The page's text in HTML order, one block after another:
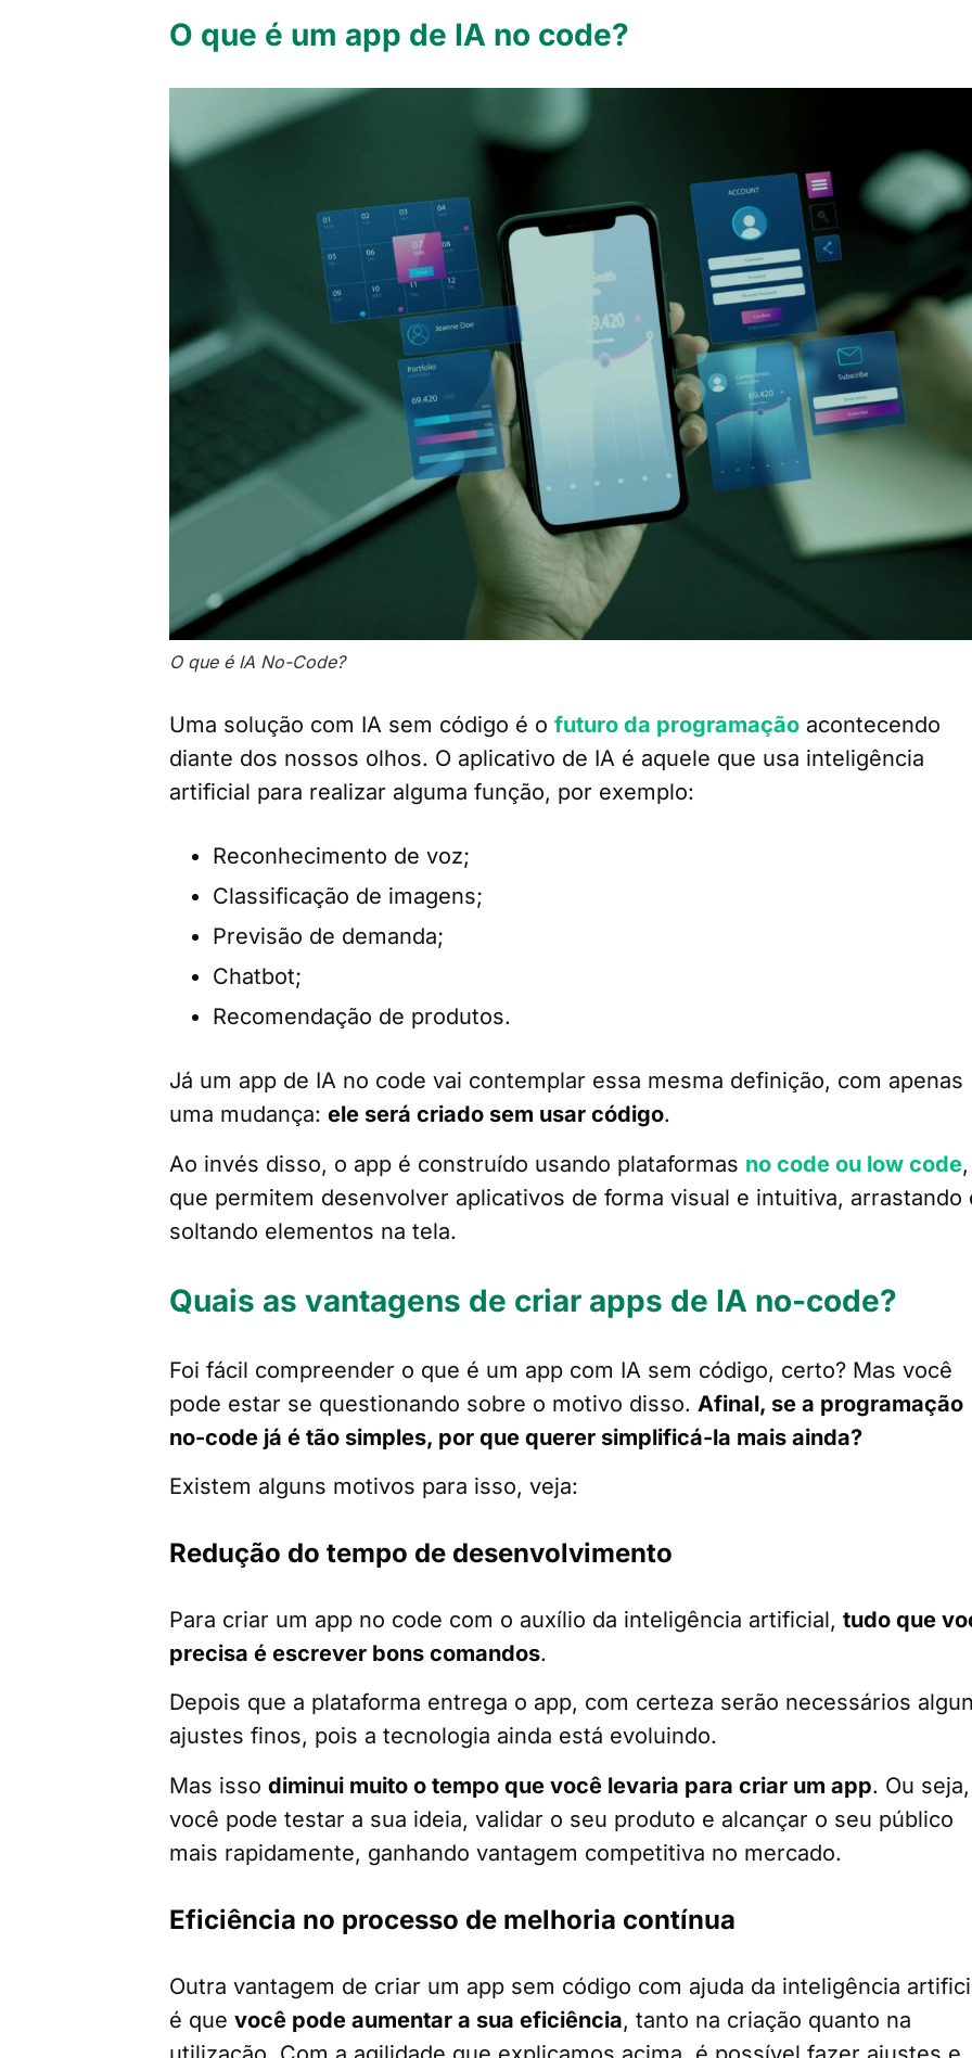
O que é um app de IA no code?
O que é IA No-Code?
Uma solução com IA sem código é ofuturo da programação acontecendo
diante dos nossos olhos. O aplicativo de IA é aquele que usa inteligência
artificial para realizar alguma função, por exemplo:
Reconhecimento de voz;
Classificação de imagens;
Previsão de demanda;
Chatbot;
Recomendação de produtos.
Já um app de IA no code vai contemplar essa mesma definição, com apenas
uma mudança:ele será criado sem usar código.
Ao invés disso, o app é construído usando plataformas no code ou low code,
que permitem desenvolver aplicativos de forma visual e intuitiva, arrastando
soltando elementos na tela.
Quais as vantagens de criar apps de IA no-code?
Foi fácil compreender o que é um app com IA sem código, certo? Mas você
pode estar se questionando sobre o motivo disso. Afinal, se a programação
no-code já é tão simples, por que querer simplificá-la mais ainda?
Existem alguns motivos para isso, veja:
Redução do tempo de desenvolvimento
Para criar um app no code com o auxílio da inteligência artificial,tudo que
precisa é escrever bons comandos.
Depois que a plataforma entrega o app, com certeza serão necessários
ajustes finos, pois a tecnologia ainda está evoluindo.
Mas issodiminui muito o tempo que você levaria para criar um app. Ou seja,
você pode testar a sua ideia, validar o seu produto e alcançar o seu público
mais rapidamente, ganhando vantagem competitiva no mercado.
Eficiência no processo de melhoria contínua
Outra vantagem de criar um app sem código com ajuda da inteligência
é quevocê pode aumentar a sua eficiência, tanto na criação quanto na